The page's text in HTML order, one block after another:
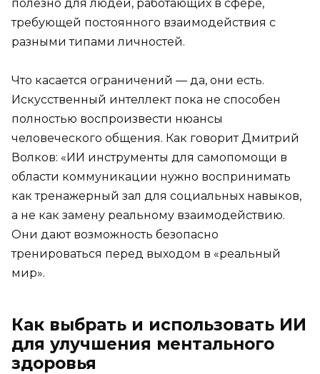
полезно для людей, работающих в сфере,
требующей постоянного взаимодействия с
разными типами личностей.
Что касается ограничений — да, они есть.
Искусственный интеллект пока не способен
полностью воспроизвести нюансы
человеческого общения. Как говорит Дмитрий
Волков: «ИИ инструменты для самопомощи в
области коммуникации нужно воспринимать
как тренажерный зал для социальных навыков,
а не как замену реальному взаимодействию.
Они дают возможность безопасно
тренироваться перед выходом в «реальный
мир».
Как выбрать и использовать ИИ
для улучшения ментального
здоровья